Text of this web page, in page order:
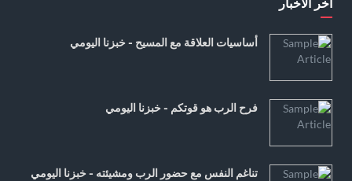
آخر الأخبار
أساسيات العلاقة مع المسيح - خبزنا اليومي
فرح الرب هو قوتكم - خبزنا اليومي
تناغم النفس مع حضور الرب ومشيئته - خبزنا اليومي